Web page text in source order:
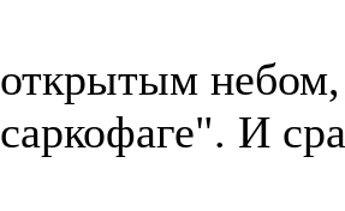
открытым
саркофаге". И